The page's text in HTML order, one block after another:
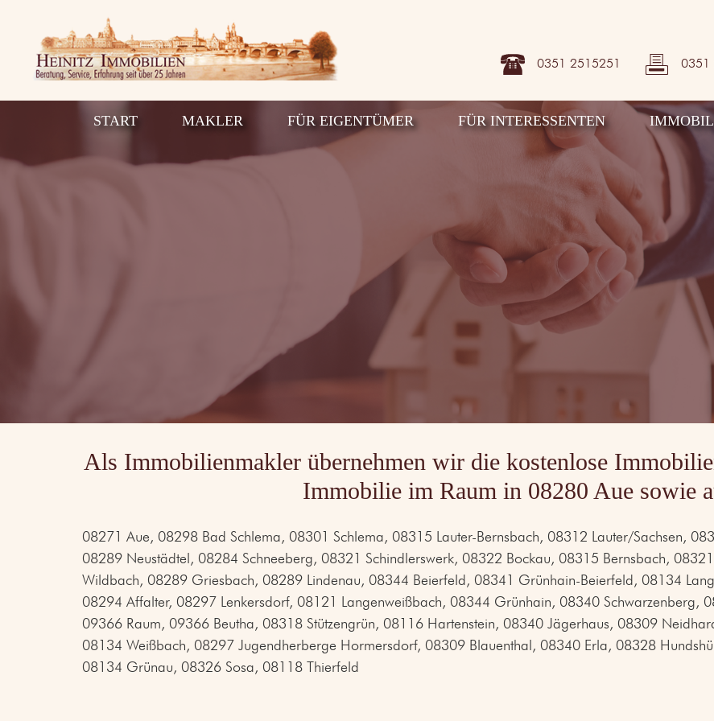
0351 2515251 0351
START MAKLER FÜR EIGENTÜMER FÜR INTERESSENTEN
Als Immobilienmakler übernehmen wir die kostenlose
Immobilie im Raum in 08280 Aue sowie
08271 Aue, 08298 Bad Schlema, 08301 Schlema, 08315 Lauter-Bernsbach, 08312 Lauter/Sachsen,
08289 Neustädtel, 08284 Schneeberg, 08321 Schindlerswerk, 08322 Bockau, 08315 Bernsbach,
Wildbach, 08289 Griesbach, 08289 Lindenau, 08344 Beierfeld, 08341 Grünhain-Beierfeld, 08134
08294 Affalter, 08297 Lenkersdorf, 08121 Langenweißbach, 08344 Grünhain, 08340 Schwarzenberg,
09366 Raum, 09366 Beutha, 08318 Stützengrün, 08116 Hartenstein, 08340 Jägerhaus, 08309
08134 Weißbach, 08297 Jugendherberge Hormersdorf, 08309 Blauenthal, 08340 Erla, 08328
08134 Grünau, 08326 Sosa, 08118 Thierfeld